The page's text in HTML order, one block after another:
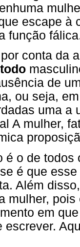
escape à
função
conta da
todo
de
ou seja,
uma a
A mulher,
é o de
é que
Além
mulher,
em
escrever.